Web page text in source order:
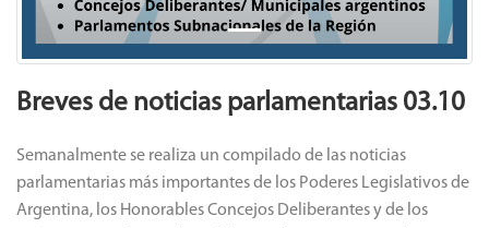
Breves de noticias parlamentarias 03.10
Semanalmente se realiza un compilado de las noticias
parlamentarias más importantes de los Poderes Legislativos de
Argentina, los Honorables Concejos Deliberantes y de los